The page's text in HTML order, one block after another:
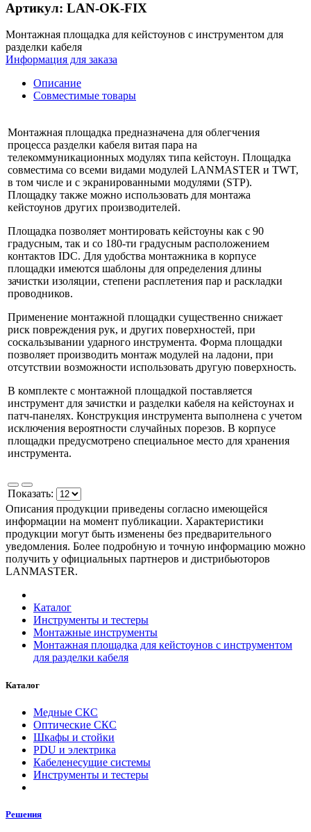
Артикул: LAN-OK-FIX
Монтажная площадка для кейстоунов с инструментом для
разделки кабеля
Информация для заказа
Описание
Совместимые товары
Монтажная площадка предназначена для облегчения
процесса разделки кабеля витая пара на
телекоммуникационных модулях типа кейстоун. Площадка
совместима со всеми видами модулей LANMASTER и TWT,
в том числе и с экранированными модулями (STP).
Площадку также можно использовать для монтажа
кейстоунов других производителей.
Площадка позволяет монтировать кейстоуны как с 90
градусным, так и со 180-ти градусным расположением
контактов IDC. Для удобства монтажника в корпусе
площадки имеются шаблоны для определения длины
зачистки изоляции, степени расплетения пар и раскладки
проводников.
Применение монтажной площадки существенно снижает
риск повреждения рук, и других поверхностей, при
соскальзывании ударного инструмента. Форма площадки
позволяет производить монтаж модулей на ладони, при
отсутствии возможности использовать другую поверхность.
В комплекте с монтажной площадкой поставляется
инструмент для зачистки и разделки кабеля на кейстоунах и
патч-панелях. Конструкция инструмента выполнена с учетом
исключения вероятности случайных порезов. В корпусе
площадки предусмотрено специальное место для хранения
инструмента.
Показать:
Описания продукции приведены согласно имеющейся
информации на момент публикации. Характеристики
продукции могут быть изменены без предварительного
уведомления. Более подробную и точную информацию можно
получить у официальных партнеров и дистрибьюторов
LANMASTER.
Каталог
Инструменты и тестеры
Монтажные инструменты
Монтажная площадка для кейстоунов с инструментом
для разделки кабеля
Каталог
Медные СКС
Оптические СКС
Шкафы и стойки
PDU и электрика
Кабеленесущие системы
Инструменты и тестеры
Решения